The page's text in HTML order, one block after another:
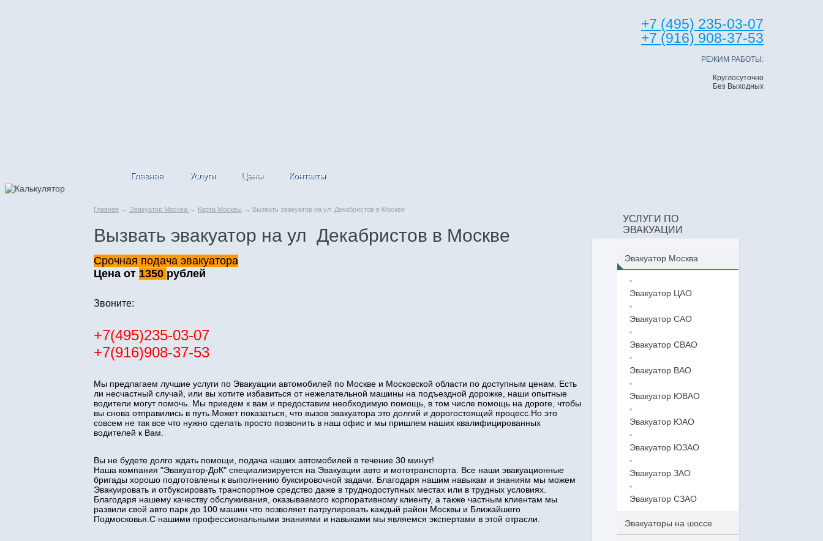
+7 (495) 235-03-07
+7 (916) 908-37-53
РЕЖИМ РАБОТЫ:
Круглосуточно
Без Выходных
Главная Услуги Цены Контакты
Главная → Эвакуатор Москва → Карта Москвы → Вызвать эвакуатор на ул Декабристов в Москве
Вызвать эвакуатор на ул Декабристов в Москве
Срочная подача эвакуатора
Цена от 1350 рублей
Звоните:
+7(495)235-03-07
+7(916)908-37-53
Мы предлагаем лучшие услуги по Эвакуации автомобилей по Москве и Московской области по доступным ценам. Есть
ли несчастный случай, или вы хотите избавиться от нежелательной машины на подъездной дорожке, наши опытные
водители могут помочь. Мы приедем к вам и предоставим необходимую помощь, в том числе помощь на дороге, чтобы
вы снова отправились в путь.Может показаться, что вызов эвакуатора это долгий и дорогостоящий процесс.Но это
совсем не так все что нужно сделать просто позвонить в наш офис и мы пришлем наших квалифицированных
водителей к Вам.
Вы не будете долго ждать помощи, подача наших автомобилей в течение 30 минут!
Наша компания "Эвакуатор-ДоК" специализируется на Эвакуации авто и мототранспорта. Все наши эвакуационные
бригады хорошо подготовлены к выполнению буксировочной задачи. Благодаря нашим навыкам и знаниям мы можем
Эвакуировать и отбуксировать транспортное средство даже в труднодоступных местах или в трудных условиях.
Благодаря нашему качеству обслуживания, оказываемого корпоративному клиенту, а также частным клиентам мы
развили свой авто парк до 100 машин что позволяет патрулировать каждый район Москвы и Ближайшего
Подмосковья.С нашими профессиональными знаниями и навыками мы являемся экспертами в этой отрасли.
УСЛУГИ ПО
ЭВАКУАЦИИ
Эвакуатор Москва
Эвакуатор ЦАО
Эвакуатор САО
Эвакуатор СВАО
Эвакуатор ВАО
Эвакуатор ЮВАО
Эвакуатор ЮАО
Эвакуатор ЮЗАО
Эвакуатор ЗАО
Эвакуатор СЗАО
Эвакуаторы на шоссе